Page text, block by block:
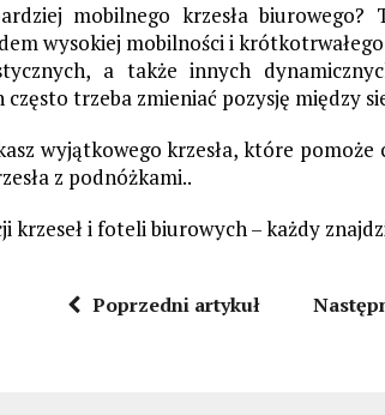
mobilnego krzesła biurowego?
wysokiej mobilności i
a także innych
trzeba zmieniać pozysję między
wyjątkowego krzesła, które
z podnóżkami..
krzeseł i foteli biurowych – każdy
Poprzedni artykuł